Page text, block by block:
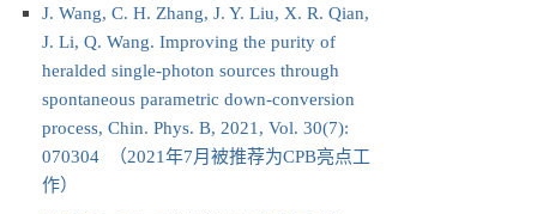
J. Wang, C. H. Zhang, J. Y. Liu, X. R. Qian,
J. Li, Q. Wang. Improving the purity of
heralded single-photon sources through
spontaneous parametric down-conversion
process, Chin. Phys. B, 2021, Vol. 30(7):
070304 （2021年7月被推荐为CPB亮点工
作）